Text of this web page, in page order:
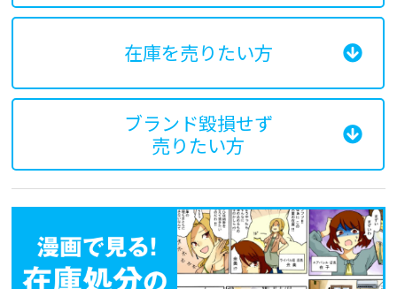
在庫を売りたい方
ブランド毀損せず
売りたい方